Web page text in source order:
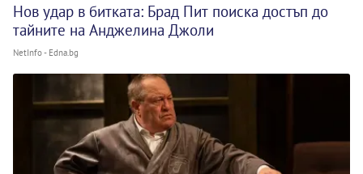
Нов удар в битката: Брад Пит поиска достъп до
тайните на Анджелина Джоли
NetInfo - Edna.bg